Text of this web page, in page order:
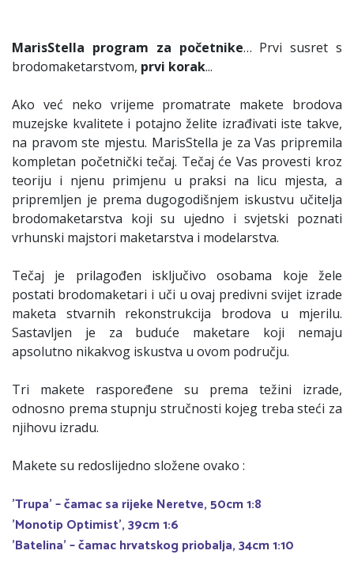
MarisStella program za početnike… Prvi susret s
brodomaketarstvom, prvi korak...
Ako već neko vrijeme promatrate makete brodova
muzejske kvalitete i potajno želite izrađivati iste takve,
na pravom ste mjestu. MarisStella je za Vas pripremila
kompletan početnički tečaj. Tečaj će Vas provesti kroz
teoriju i njenu primjenu u praksi na licu mjesta, a
pripremljen je prema dugogodišnjem iskustvu učitelja
brodomaketarstva koji su ujedno i svjetski poznati
vrhunski majstori maketarstva i modelarstva.
Tečaj je prilagođen isključivo osobama koje žele
postati brodomaketari i uči u ovaj predivni svijet izrade
maketa stvarnih rekonstrukcija brodova u mjerilu.
Sastavljen je za buduće maketare koji nemaju
apsolutno nikakvog iskustva u ovom području.
Tri makete raspoređene su prema težini izrade,
odnosno prema stupnju stručnosti kojeg treba steći za
njihovu izradu.
Makete su redoslijedno složene ovako :
'Trupa' – čamac sa rijeke Neretve, 50cm 1:8
'Monotip Optimist', 39cm 1:6
'Batelina' – čamac hrvatskog priobalja, 34cm 1:10